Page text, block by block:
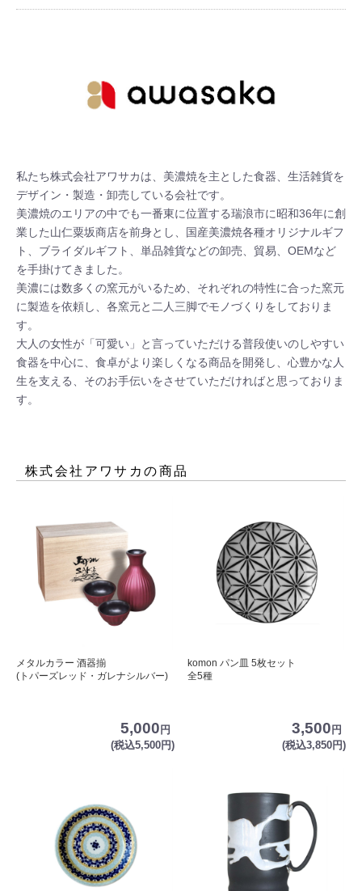
私たち株式会社アワサカは、美濃焼を主とした食器、生活雑貨を
デザイン・製造・卸売している会社です。
美濃焼のエリアの中でも一番東に位置する瑞浪市に昭和36年に創
業した山仁粟坂商店を前身とし、国産美濃焼各種オリジナルギフ
ト、ブライダルギフト、単品雑貨などの卸売、貿易、OEMなど
を手掛けてきました。
美濃には数多くの窯元がいるため、それぞれの特性に合った窯元
に製造を依頼し、各窯元と二人三脚でモノづくりをしておりま
す。
大人の女性が「可愛い」と言っていただける普段使いのしやすい
食器を中心に、食卓がより楽しくなる商品を開発し、心豊かな人
生を支える、そのお手伝いをさせていただければと思っておりま
す。
株式会社アワサカの商品
メタルカラー 酒器揃
(トパーズレッド・ガレナシルバー)
5,000 円
(税込5,500円)
komon パン皿 5枚セット
全5種
3,500 円
(税込3,850円)